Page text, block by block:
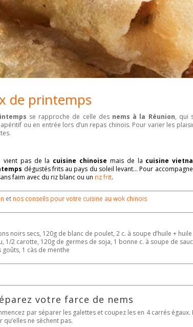
de printemps
se rapproche de celle des nems à la Réunion, qui
ou en entrée lors d’un repas chinois. Pour varier les
vient pas de la cuisine chinoise mais de la cuisine
dégustés frits au pays du soleil levant… Pour
faim avec du riz blanc ou un riz frit.
et nos conseils pour votre cuisine au wok chinois
noirs secs, 120g de blanc de poulet, 2 c. à soupe d’huile +
2 carotte, 120g de germes de soja, 1 bonne c. à soupe de
1 càs de menthe
votrefarce de nems
par séparer les galettes et coupez les en 4 carrés égaux.
qu’elles ne sèchent pas.